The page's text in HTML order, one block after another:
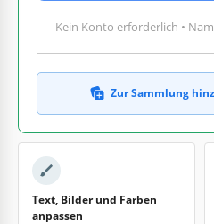
Kein Konto erforderlich •
Zur Sammlung
Text, Bilder und Farben
anpassen